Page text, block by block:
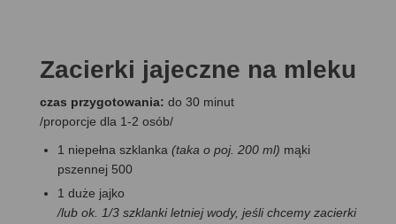
Zacierki jajeczne na mleku
czas przygotowania: do 30 minut
/proporcje dla 1-2 osób/
1 niepełna szklanka (taka o poj. 200 ml) mąki
pszennej 500
1 duże jajko
/lub ok. 1/3 szklanki letniej wody, jeśli chcemy zacierki